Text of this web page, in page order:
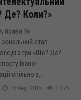
Де? Коли?»
права та
зональний етап
з гри «Що? Де?
Івано-
спільно з...
1 375
16 бер, 2015